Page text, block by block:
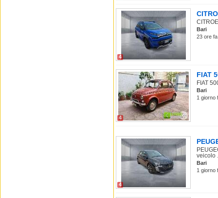
4
Bari
23 ore
4
FIAT
FIAT
Bari
1 giorno
4
veicolo
Bari
1 giorno